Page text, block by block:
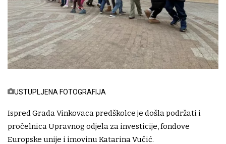
USTUPLJENA FOTOGRAFIJA
Ispred Grada Vinkovaca predškolce je došla podržati i
pročelnica Upravnog odjela za investicije, fondove
Europske unije i imovinu Katarina Vučić.